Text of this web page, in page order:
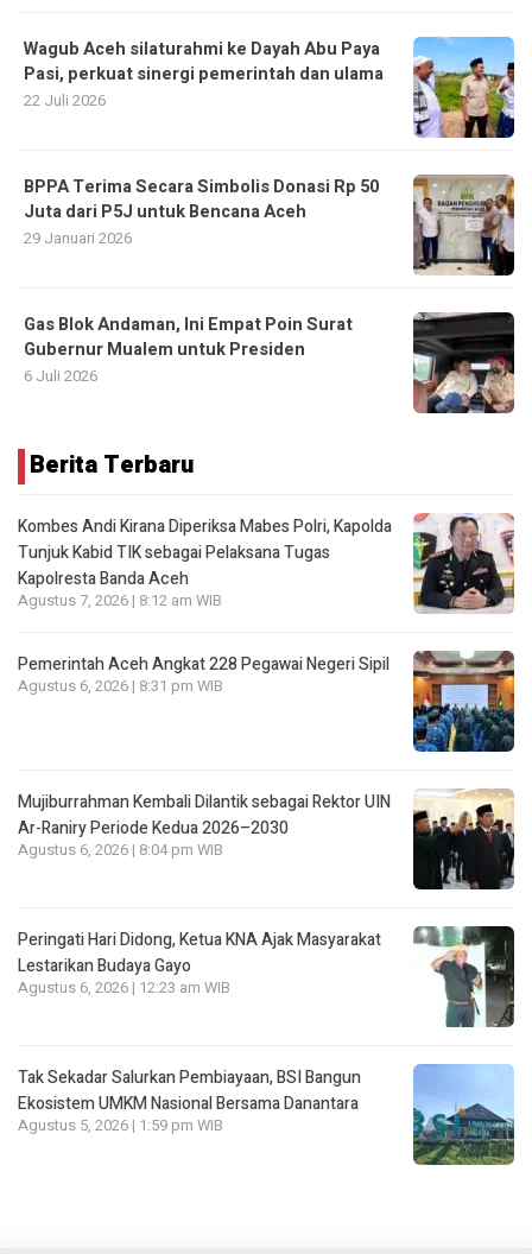
Wagub Aceh silaturahmi ke Dayah Abu Paya
Pasi, perkuat sinergi pemerintah dan ulama
22 Juli 2026
BPPA Terima Secara Simbolis Donasi Rp 50
Juta dari P5J untuk Bencana Aceh
29 Januari 2026
Gas Blok Andaman, Ini Empat Poin Surat
Gubernur Mualem untuk Presiden
6 Juli 2026
Berita Terbaru
Kombes Andi Kirana Diperiksa Mabes Polri, Kapolda
Tunjuk Kabid TIK sebagai Pelaksana Tugas
Kapolresta Banda Aceh
Agustus 7, 2026 | 8:12 am WIB
Pemerintah Aceh Angkat 228 Pegawai Negeri Sipil
Agustus 6, 2026 | 8:31 pm WIB
Mujiburrahman Kembali Dilantik sebagai Rektor UIN
Ar-Raniry Periode Kedua 2026–2030
Agustus 6, 2026 | 8:04 pm WIB
Peringati Hari Didong, Ketua KNA Ajak Masyarakat
Lestarikan Budaya Gayo
Agustus 6, 2026 | 12:23 am WIB
Tak Sekadar Salurkan Pembiayaan, BSI Bangun
Ekosistem UMKM Nasional Bersama Danantara
Agustus 5, 2026 | 1:59 pm WIB